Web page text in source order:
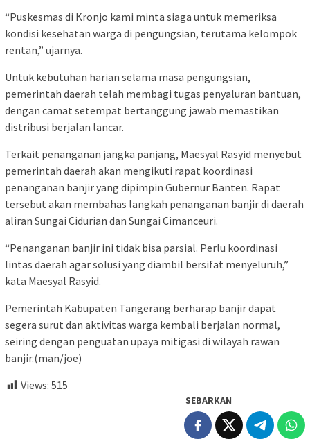
“Puskesmas di Kronjo kami minta siaga untuk memeriksa
kondisi kesehatan warga di pengungsian, terutama kelompok
rentan,” ujarnya.
Untuk kebutuhan harian selama masa pengungsian,
pemerintah daerah telah membagi tugas penyaluran bantuan,
dengan camat setempat bertanggung jawab memastikan
distribusi berjalan lancar.
Terkait penanganan jangka panjang, Maesyal Rasyid menyebut
pemerintah daerah akan mengikuti rapat koordinasi
penanganan banjir yang dipimpin Gubernur Banten. Rapat
tersebut akan membahas langkah penanganan banjir di daerah
aliran Sungai Cidurian dan Sungai Cimanceuri.
“Penanganan banjir ini tidak bisa parsial. Perlu koordinasi
lintas daerah agar solusi yang diambil bersifat menyeluruh,”
kata Maesyal Rasyid.
Pemerintah Kabupaten Tangerang berharap banjir dapat
segera surut dan aktivitas warga kembali berjalan normal,
seiring dengan penguatan upaya mitigasi di wilayah rawan
banjir.(man/joe)
Views: 515
SEBARKAN